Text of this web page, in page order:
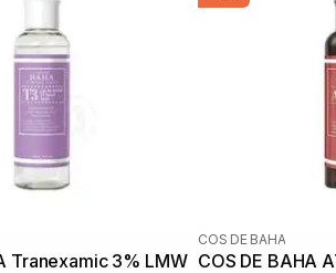
Tranexamic 3% LMW
COS DE BAHA
COS DE BAHA